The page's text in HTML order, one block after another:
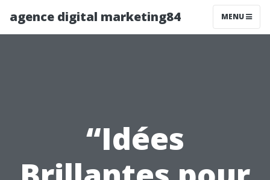
agence digital marketing84 MENU
“Idées